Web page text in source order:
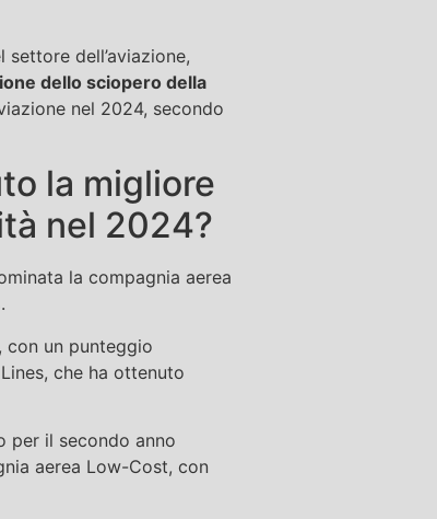
dell’aviazione,
dello sciopero della
nel 2024, secondo
la migliore
nel 2024?
la compagnia aerea
con un punteggio
che ha ottenuto
per il secondo anno
aerea Low-Cost, con